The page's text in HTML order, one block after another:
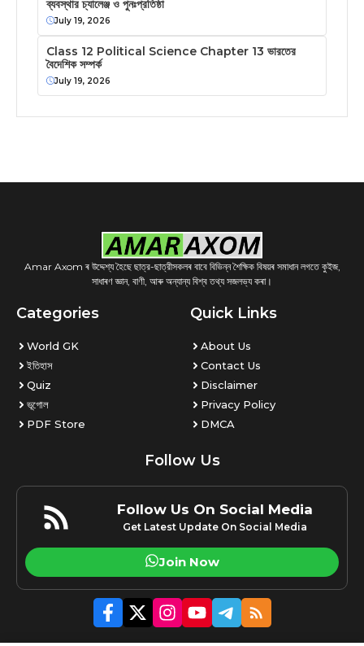
ব্যবস্থার চ্যালেঞ্জ ও পুনঃপ্রতিষ্ঠা
July 19, 2026
Class 12 Political Science Chapter 13 ভারতের
বৈদেশিক সম্পর্ক
July 19, 2026
Amar Axom ৰ উদ্দেশ্য হৈছে ছাত্র-ছাত্রীসকলৰ বাবে বিভিন্ন শৈক্ষিক বিষয়ৰ সমাধান লগতে কুইজ,
সাধাৰণ জ্ঞান, বাণী, আৰু অন্যান্য বিশ্ব তথ্য সজলভ্য কৰা।
Categories
World GK
ইতিহাস
Quiz
ভূগোল
PDF Store
Quick Links
About Us
Contact Us
Disclaimer
Privacy Policy
DMCA
Follow Us
Follow Us On Social Media
Get Latest Update On Social Media
Join Now